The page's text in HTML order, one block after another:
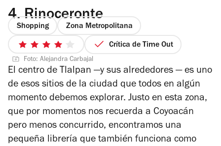
4. Rinoceronte
Shopping Zona Metropolitana
4
de
5
estrellas
Crítica de Time Out
Foto: Alejandra Carbajal
El centro de Tlalpan —y sus alrededores — es uno
de esos sitios de la ciudad que todos en algún
momento debemos explorar. Justo en esta zona,
que por momentos nos recuerda a Coyoacán
pero menos concurrido, encontramos una
pequeña librería que también funciona como